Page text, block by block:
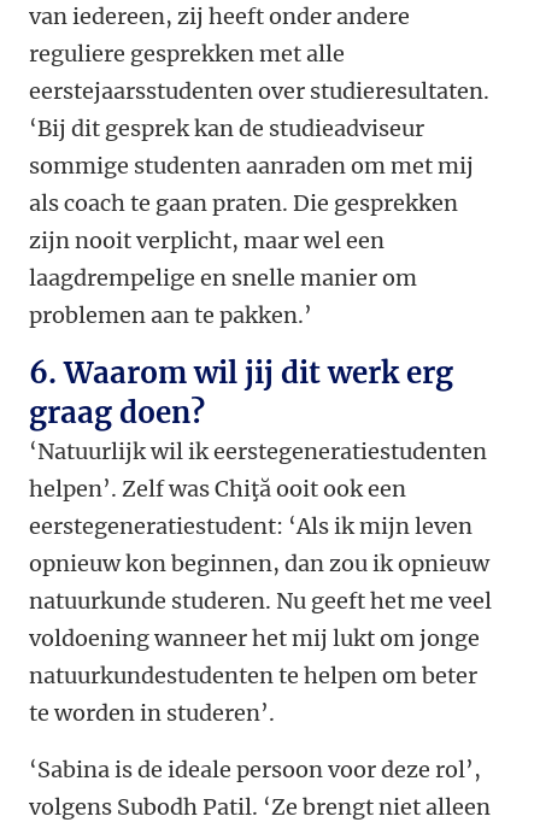
van iedereen, zij heeft onder andere
reguliere gesprekken met alle
eerstejaarsstudenten over studieresultaten.
‘Bij dit gesprek kan de studieadviseur
sommige studenten aanraden om met mij
als coach te gaan praten. Die gesprekken
zijn nooit verplicht, maar wel een
laagdrempelige en snelle manier om
problemen aan te pakken.’
6. Waarom wil jij dit werk erg
graag doen?
‘Natuurlijk wil ik eerstegeneratiestudenten
helpen’. Zelf was Chiţă ooit ook een
eerstegeneratiestudent: ‘Als ik mijn leven
opnieuw kon beginnen, dan zou ik opnieuw
natuurkunde studeren. Nu geeft het me veel
voldoening wanneer het mij lukt om jonge
natuurkundestudenten te helpen om beter
te worden in studeren’.
‘Sabina is de ideale persoon voor deze rol’,
volgens Subodh Patil. ‘Ze brengt niet alleen